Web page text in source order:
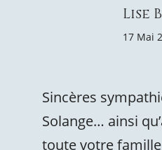
Lise
17 Mai
Sincères
Solange… ainsi
toute votre